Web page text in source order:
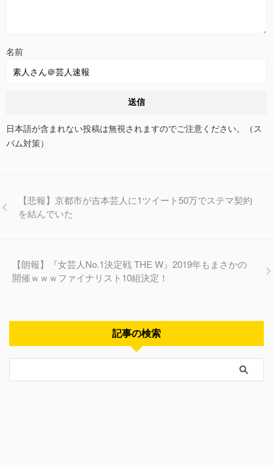
名前
日本語が含まれない投稿は無視されますのでご注意ください。（ス
パム対策）
【悲報】京都市が吉本芸人に1ツイート50万でステマ契約
を結んでいた
【朗報】『女芸人No.1決定戦 THE W』2019年もまさかの
開催ｗｗｗファイナリスト10組決定！
記事の検索